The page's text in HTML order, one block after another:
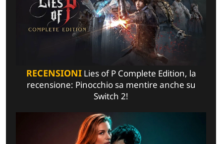
RECENSIONILies of P Complete Edition, la
recensione: Pinocchio sa mentire anche su
Switch 2!